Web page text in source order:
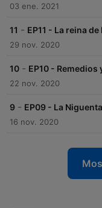
03 ene. 2021
11 - EP11 - La reina
29 nov. 2020
10 - EP10 - Remedios
22 nov. 2020
9 - EP09 - La Niguenta
16 nov. 2020